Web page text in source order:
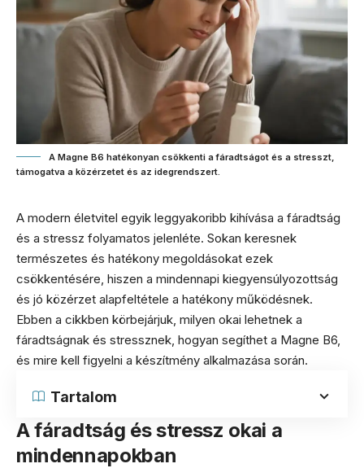
A Magne B6 hatékonyan csökkenti a fáradtságot és a stresszt,
támogatva a közérzetet és az idegrendszert.
A modern életvitel egyik leggyakoribb kihívása a fáradtság
és a stressz folyamatos jelenléte. Sokan keresnek
természetes és hatékony megoldásokat ezek
csökkentésére, hiszen a mindennapi kiegyensúlyozottság
és jó közérzet alapfeltétele a hatékony működésnek.
Ebben a cikkben körbejárjuk, milyen okai lehetnek a
fáradtságnak és stressznek, hogyan segíthet a Magne B6,
és mire kell figyelni a készítmény alkalmazása során.
Tartalom
A fáradtság és stressz okai a
mindennapokban